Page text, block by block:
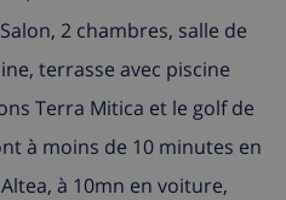
2 chambres, salle de
terrasse avec piscine
Terra Mitica et le golf de
à moins de 10 minutes en
à 10mn en voiture,